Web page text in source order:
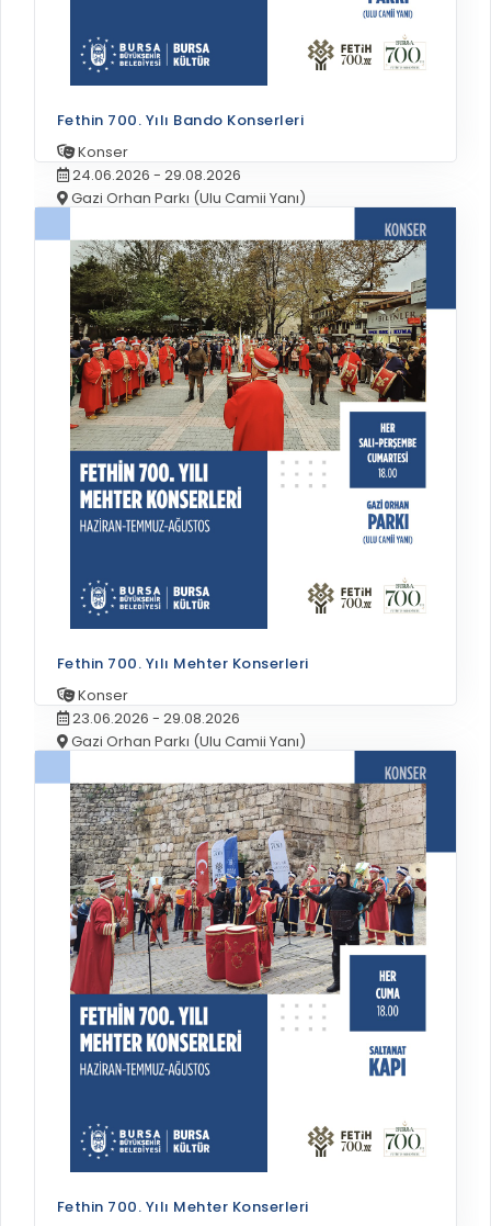
Fethin 700. Yılı Bando Konserleri
Konser
24.06.2026 - 29.08.2026
Gazi Orhan Parkı (Ulu Camii Yanı)
Fethin 700. Yılı Mehter Konserleri
Konser
23.06.2026 - 29.08.2026
Gazi Orhan Parkı (Ulu Camii Yanı)
Fethin 700. Yılı Mehter Konserleri